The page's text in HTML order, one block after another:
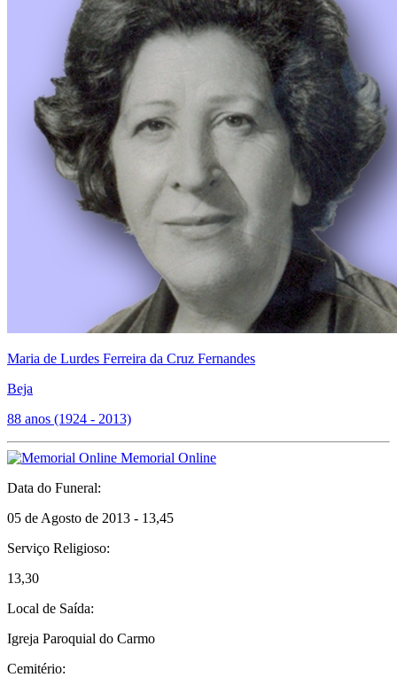
Maria de Lurdes Ferreira da Cruz Fernandes
Beja
88 anos (1924 - 2013)
Memorial Online
Data do Funeral:
05 de Agosto de 2013 - 13,45
Serviço Religioso:
13,30
Local de Saída:
Igreja Paroquial do Carmo
Cemitério: